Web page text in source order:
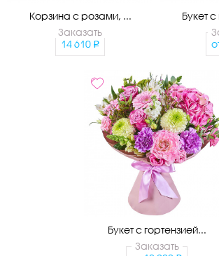
Корзина с розами, ...
Заказать
14 610
Букет
Букет с гортензией...
Заказать